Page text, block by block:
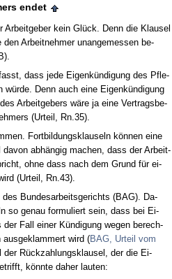
en­det
kein Glück. Denn die Klau­sel
Ar­beit­neh­mer un­an­ge­mes­sen be­
dass je­de Ei­genkündi­gung des Pfle­
Denn auch ei­ne Ei­genkündi­gung
Ar­beit­ge­bers wäre ja ei­ne Ver­trags­be­
(Ur­teil, Rn.35).
Fort­bil­dungs­klau­seln können ei­ne
abhängig ma­chen, dass der Ar­beit­
oh­ne dass nach dem Grund für ei­
(Ur­teil, Rn.43).
Bun­des­ar­beits­ge­richts (BAG). Da­
so ge­nau for­mu­liert sein, dass bei Ei­
der Fall ei­ner Kündi­gung we­gen be­rech­
wird (BAG, Ur­teil vom
der Rück­zah­lungs­klau­sel, der die Ei­
könn­te da­her lau­ten: